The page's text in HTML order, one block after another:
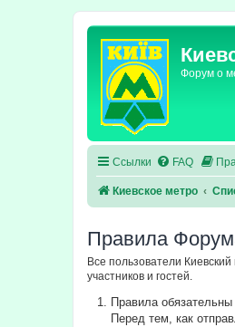
Форум о
Ссылки FAQ
Киевское метро
Правила
Все пользователи
участников и гостей.
Правила
Перед тем, как